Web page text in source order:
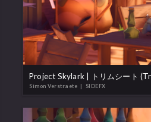
Project Skylark | トリムシート
Simon Verstraete | SIDEFX